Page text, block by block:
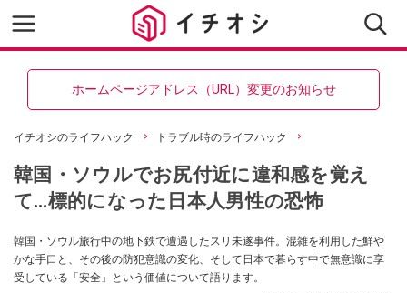
ホームページアドレス（URL）変更のお知らせ
イチオシのライフハック トラブル時のライフハック
韓国・ソウルでお尻付近に違和感を覚え
て…標的になった日本人男性の恐怖
韓国・ソウル旅行中の地下鉄で遭遇したスリ未遂事件。混雑を利用した鮮や
かな手口と、その後の防犯意識の変化、そして日本で暮らす中で無意識に享
受している「安全」という価値について語ります。